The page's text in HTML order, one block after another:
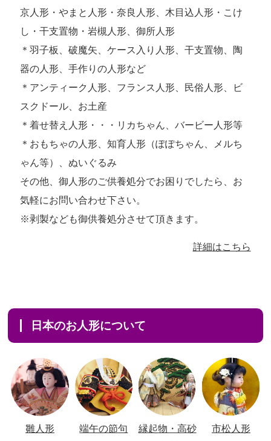
京人形・やまと人形・奈良人形、木目込人形・こけ
し・干支置物・岩槻人形、御所人形
＊羽子板、破魔矢、ケース入り人形、干支置物、陶
器の人形、手作りの人形など
＊アンティーク人形、フランス人形、民俗人形、ビ
スクドール、お土産
＊着せ替え人形・・・リカちゃん、バービー人形等
＊おもちゃの人形、知育人形（ぽぽちゃん、メルち
ゃん等）、ぬいぐるみ
その他、御人形のご供養処分でお困りでしたら、お
気軽にお問い合わせ下さい。
※剥製なども御供養処分させて頂きます。
詳細はこちら
日本のお人形について
雛人形 端午の節句
縁起物・高砂
市松人形